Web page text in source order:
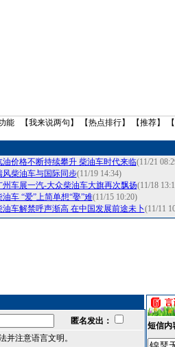
能 【我来说两句 】 【热点排行】 【推荐】
油价格不断持续攀升 柴油车时代来临(11/21
风柴油车与国际同步(11/19 14:34)
州车展一汽-大众柴油车大旗再次飘扬(11/18
油车 “爱”上简单想“娶”难(11/15 10:20)
油车解禁呼声渐高 在中国发展前途未卜(11/11
匿名发出：
并注意语言文明。
短信内